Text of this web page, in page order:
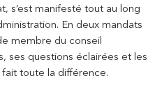
s’est manifesté tout au long
En deux mandats
membre du conseil
ses questions éclairées et les
toute la différence.